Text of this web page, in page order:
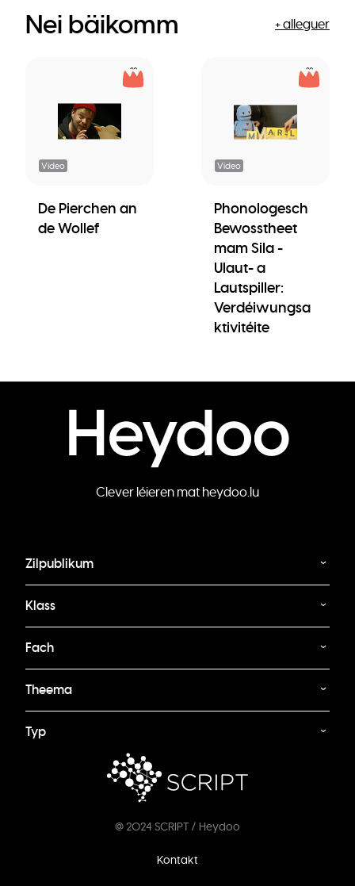
Nei bäikomm
Video
De Pierchen an
de Wollef
Video
Phonologesch
Bewosstheet
mam Sila -
Ulaut- a
Lautspiller:
Verdéiwungsa
ktivitéite
+ alleguer
Clever léieren mat heydoo.lu
Zilpublikum
Klass
Fach
Theema
Typ
@ 2024 SCRIPT / Heydoo
Kontakt